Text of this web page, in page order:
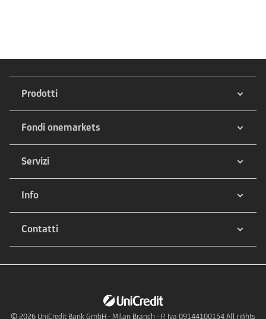
Prodotti
Fondi onemarkets
Servizi
Info
Contatti
© 2026 UniCredit Bank GmbH - Milan Branch - P. Iva 09144100154 All rights